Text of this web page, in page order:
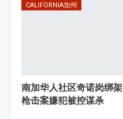
CALIFORNIA加州
南加华人社区奇诺岗绑架
枪击案嫌犯被控谋杀